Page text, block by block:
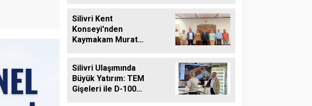
Silivri Kent
Konseyi'nden
Kaymakam Murat
Silivri Ulaşımında
Büyük Yatırım: TEM
Gişeleri ile D-100